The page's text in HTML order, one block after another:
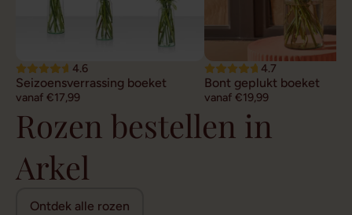
4.6
Seizoensverrassing boeket
vanaf €17,99
4.7
Bont geplukt boeket
vanaf €19,99
Rozen bestellen in
Arkel
Ontdek alle rozen